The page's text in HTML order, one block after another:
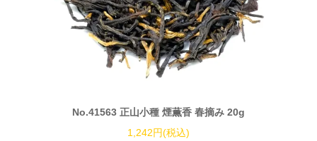
No.41563 正山小種 煙薫香 春摘み 20g
1,242円(税込)